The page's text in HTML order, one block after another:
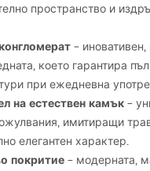
пространство и
–
което гарантира
при ежедневна
на естествен камък –
имитиращи
елегантен характер.
покритие – модерната,